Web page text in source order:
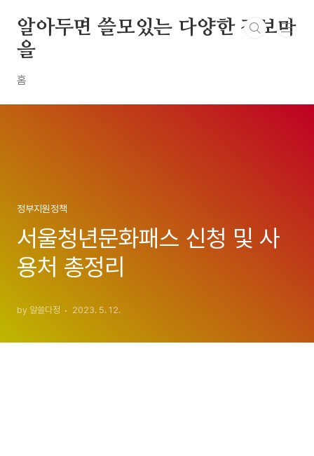
알아두면 쓸모있는 다양한 정보마
을
홈
정부지원정책
서울청년문화패스 신청 및 사
용처 총정리
by 알쓸다정 2023. 5. 12.